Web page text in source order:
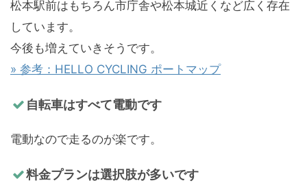
松本駅前はもちろん市庁舎や松本城近くなど広く存在
しています。
今後も増えていきそうです。
» 参考：HELLO CYCLING ポートマップ
自転車はすべて電動です
電動なので走るのが楽です。
料金プランは選択肢が多いです